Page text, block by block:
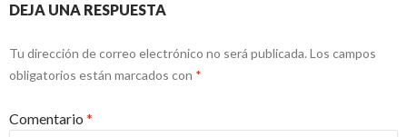
DEJA UNA RESPUESTA
Tu dirección de correo electrónico no será publicada. Los campos
obligatorios están marcados con *
Comentario *